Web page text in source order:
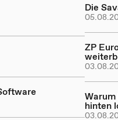
Die
ZP
hinten